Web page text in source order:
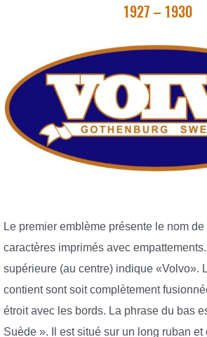
1927 – 1930
Le premier emblème présente le nom de
caractères imprimés avec
supérieure (au centre) indique «Volvo».
contient sont soit complètement
étroit avec les bords. La phrase du bas
Suède ». Il est situé sur un long ruban et